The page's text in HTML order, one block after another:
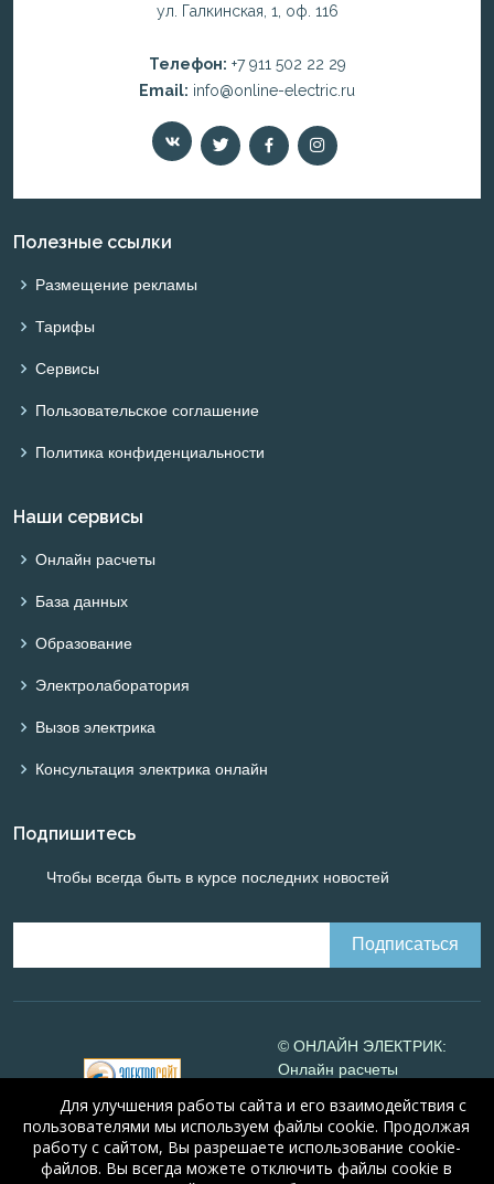
ул. Галкинская, 1, оф. 116
Телефон: +7 911 502 22 29
Email: info@online-electric.ru
Полезные ссылки
Размещение рекламы
Тарифы
Сервисы
Пользовательское соглашение
Политика конфиденциальности
Наши сервисы
Онлайн расчеты
База данных
Образование
Электролаборатория
Вызов электрика
Консультация электрика онлайн
Подпишитесь
Чтобы всегда быть в курсе последних новостей
© ОНЛАЙН ЭЛЕКТРИК:
Онлайн расчеты
Online-electric.ru, 2008-
2026
© А.Н. Алюнов, 2008-2026
Для улучшения работы сайта и его взаимодействия с
пользователями мы используем файлы cookie. Продолжая
работу с сайтом, Вы разрешаете использование cookie-
файлов. Вы всегда можете отключить файлы cookie в